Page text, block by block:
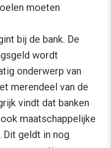
moeten
bij de bank. De
wordt
onderwerp van
merendeel van de
vindt dat banken
maatschappelijke
Dit geldt in nog